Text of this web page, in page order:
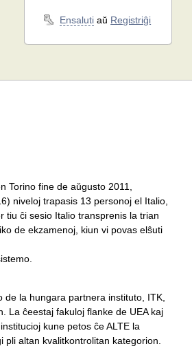
Ensaluti aŭ Registriĝi
Torino fine de aŭgusto 2011,
niveloj trapasis 13 personoj el Italio,
tiu ĉi sesio Italio transprenis la trian
de ekzamenoj, kiun vi povas elŝuti
de la hungara partnera instituto, ITK,
La ĉeestaj fakuloj flanke de UEA kaj
kune petos ĉe ALTE la
pli altan kvalitkontrolitan kategorion.